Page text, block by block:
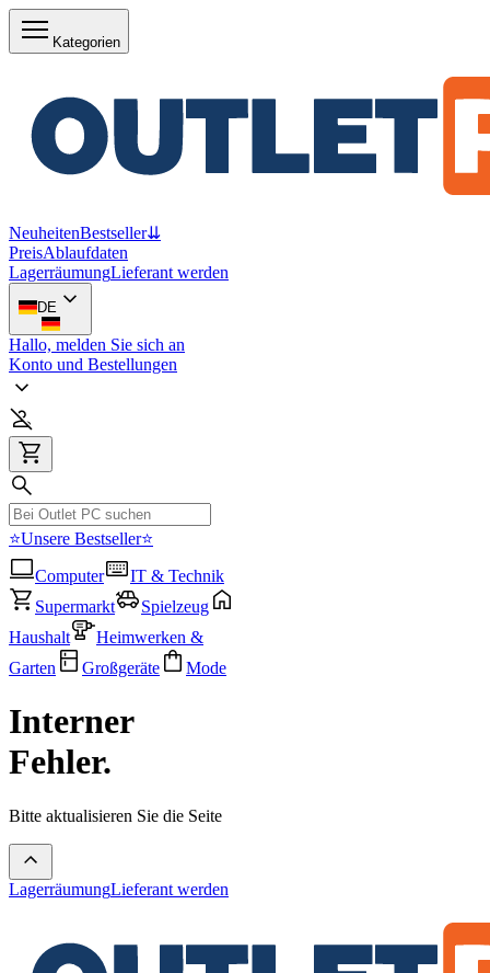
Kategorien
NeuheitenBestseller⇊
PreisAblaufdaten
LagerräumungLieferant werden
DE
Hallo, melden Sie sich an
Konto und Bestellungen
⭐Unsere Bestseller⭐
Computer
IT & Technik
Supermarkt
Spielzeug
Haushalt
Heimwerken &
Garten
Großgeräte Mode
Interner
Fehler.
Bitte aktualisieren Sie die Seite
LagerräumungLieferant werden